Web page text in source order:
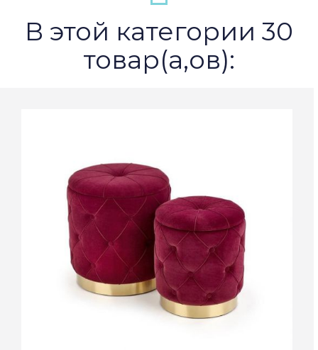
В этой категории 30
товар(а,ов):